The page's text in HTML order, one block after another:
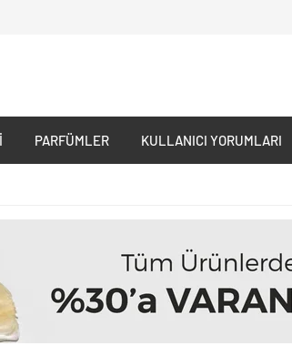
PARFÜMLER KULLANICI YORUMLARI